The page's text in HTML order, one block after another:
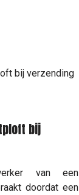
bij
van een
doordat een